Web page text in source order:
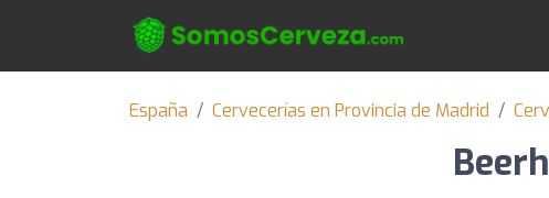
España Cervecerías en Provincia de Madrid